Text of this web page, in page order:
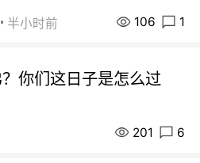
半小时前 106 1
你们这日子是怎么过
201 6